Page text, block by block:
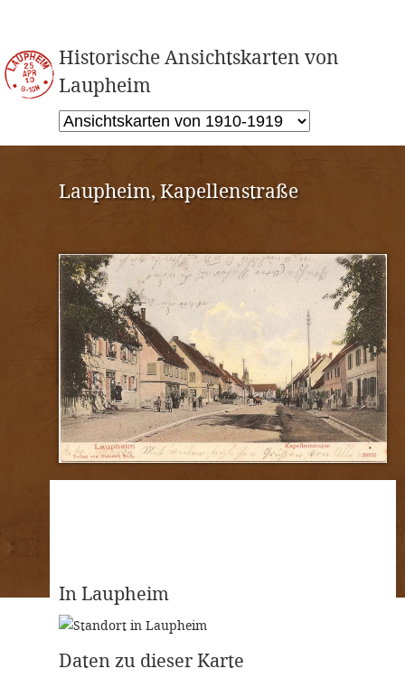
Historische Ansichtskarten von
Laupheim
Laupheim, Kapellenstraße
In Laupheim
Vorderseite Rückseite
Daten zu dieser Karte